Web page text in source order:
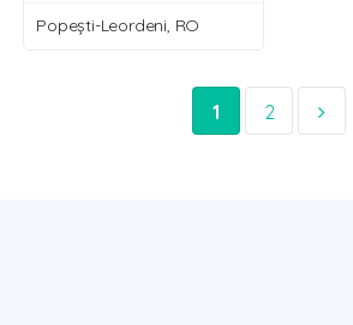
Popeşti-Leordeni, RO
1 2